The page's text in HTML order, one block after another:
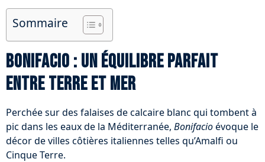
Sommaire
Bonifacio : un équilibre parfait
entre terre et mer
Perchée sur des falaises de calcaire blanc qui tombent à
pic dans les eaux de la Méditerranée, Bonifacioévoque le
décor de villes côtières italiennes telles qu’Amalfi ou
Cinque Terre.